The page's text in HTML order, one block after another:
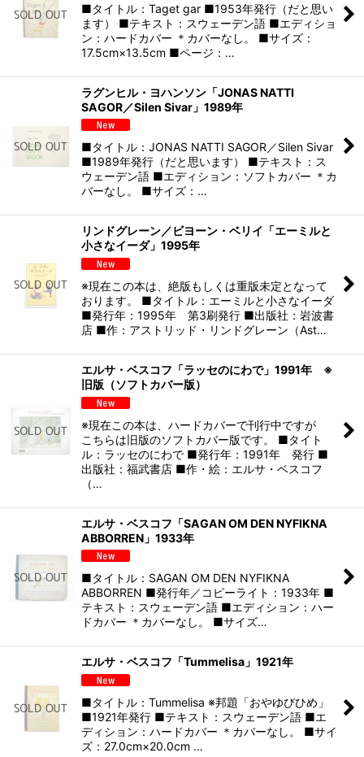
■タイトル：Taget gar ■1953年発行（だと思い
ます） ■テキスト：スウェーデン語 ■エディショ
ン：ハードカバー ＊カバーなし。 ■サイズ：
17.5cm×13.5cm ■ページ：…
ラグンヒル・ヨハンソン「JONAS NATTI
SAGOR／Silen Sivar」1989年
■タイトル：JONAS NATTI SAGOR／Silen Sivar
■1989年発行（だと思います） ■テキスト：ス
ウェーデン語 ■エディション：ソフトカバー ＊カ
バーなし。 ■サイズ：…
リンドグレーン／ビヨーン・ベリイ「エーミルと
小さなイーダ」1995年
※現在この本は、絶版もしくは重版未定となって
おります。 ■タイトル：エーミルと小さなイーダ
■発行年：1995年 第3刷発行 ■出版社：岩波書
店 ■作：アストリッド・リンドグレーン（Ast…
エルサ・ベスコフ「ラッセのにわで」1991年 ※
旧版（ソフトカバー版）
※現在この本は、ハードカバーで刊行中ですが
こちらは旧版のソフトカバー版です。 ■タイト
ル：ラッセのにわで ■発行年：1991年 発行 ■
出版社：福武書店 ■作・絵：エルサ・ベスコフ
（…
エルサ・ベスコフ「SAGAN OM DEN NYFIKNA
ABBORREN」1933年
■タイトル：SAGAN OM DEN NYFIKNA
ABBORREN ■発行年／コピーライト：1933年 ■
テキスト：スウェーデン語 ■エディション：ハー
ドカバー ＊カバーなし。 ■サイズ…
エルサ・ベスコフ「Tummelisa」1921年
■タイトル：Tummelisa ※邦題「おやゆびひめ」
■1921年発行 ■テキスト：スウェーデン語 ■エ
ディション：ハードカバー ＊カバーなし。 ■サイ
ズ：27.0cm×20.0cm …